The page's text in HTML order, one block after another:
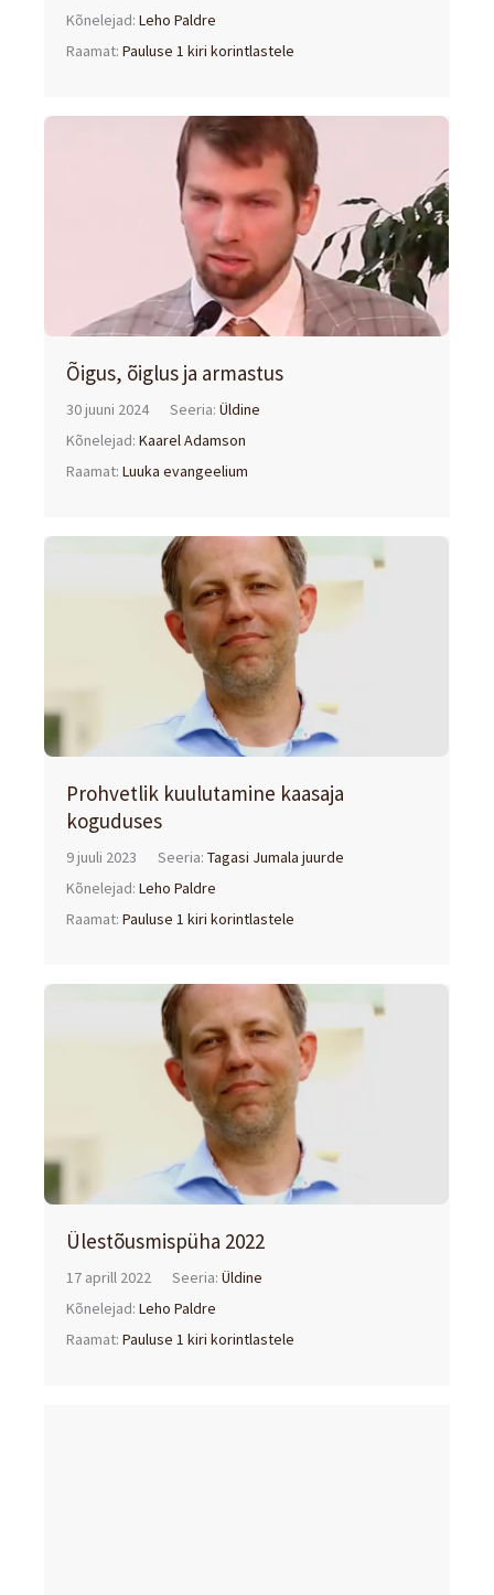
Kõnelejad:Leho Paldre
Raamat:Pauluse 1 kiri korintlastele
Õigus, õiglus ja armastus
30 juuni 2024 Seeria:Üldine
Kõnelejad:Kaarel Adamson
Raamat:Luuka evangeelium
Prohvetlik kuulutamine kaasaja
koguduses
9 juuli 2023 Seeria:Tagasi Jumala juurde
Kõnelejad:Leho Paldre
Raamat:Pauluse 1 kiri korintlastele
Ülestõusmispüha 2022
17 aprill 2022 Seeria:Üldine
Kõnelejad:Leho Paldre
Raamat:Pauluse 1 kiri korintlastele